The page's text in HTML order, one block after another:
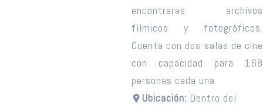
encontraras archivos
fílmicos y fotográficos.
Cuenta con dos salas de cine
con capacidad para 168
personas cada una.
Ubicación: Dentro del